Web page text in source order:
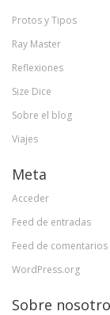
Protos y Tipos
Ray Master
Reflexiones
Size Dice
Sobre el blog
Viajes
Meta
Acceder
Feed de entradas
Feed de comentarios
WordPress.org
Sobre